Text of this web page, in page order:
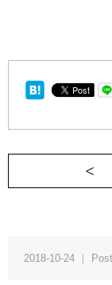
2018-10-24 ｜